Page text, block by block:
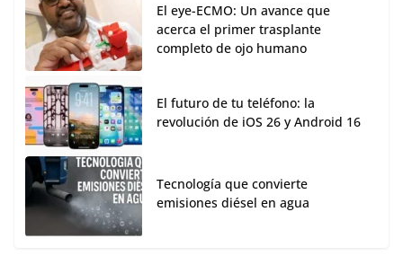
El eye-ECMO: Un avance que
acerca el primer trasplante
completo de ojo humano
El futuro de tu teléfono: la
revolución de iOS 26 y Android 16
Tecnología que convierte
emisiones diésel en agua